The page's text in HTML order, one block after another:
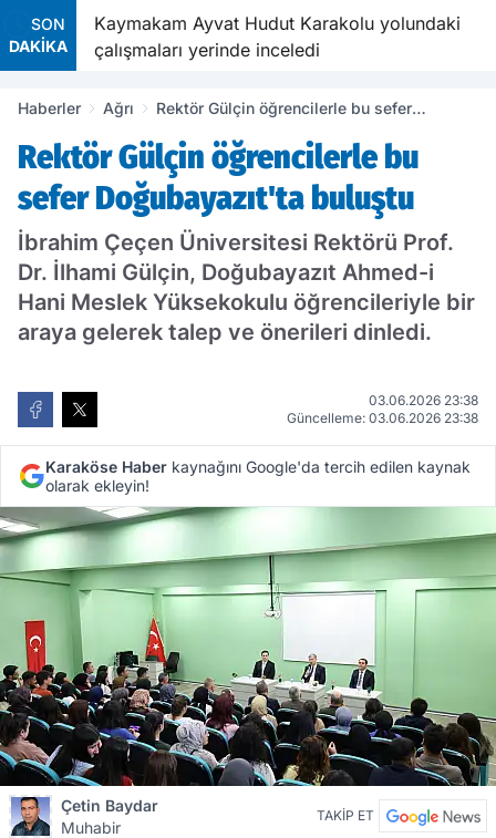
SON
DAKİKA
Kaymakam Ayvat Hudut Karakolu yolundaki
çalışmaları yerinde inceledi
Haberler Ağrı
Rektör Gülçin öğrencilerle bu sefer
Rektör Gülçin öğrencilerle bu
sefer Doğubayazıt'ta buluştu
İbrahim Çeçen Üniversitesi Rektörü Prof.
Dr. İlhami Gülçin, Doğubayazıt Ahmed-i
Hani Meslek Yüksekokulu öğrencileriyle bir
araya gelerek talep ve önerileri dinledi.
03.06.2026 23:38
Güncelleme: 03.06.2026 23:38
Karaköse Haber kaynağını Google'da tercih edilen kaynak
olarak ekleyin!
Çetin Baydar
Muhabir
TAKİP ET